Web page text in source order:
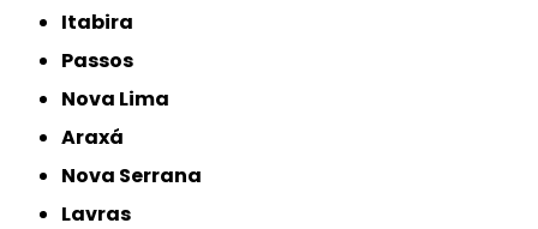
Itabira
Passos
Nova Lima
Araxá
Nova Serrana
Lavras